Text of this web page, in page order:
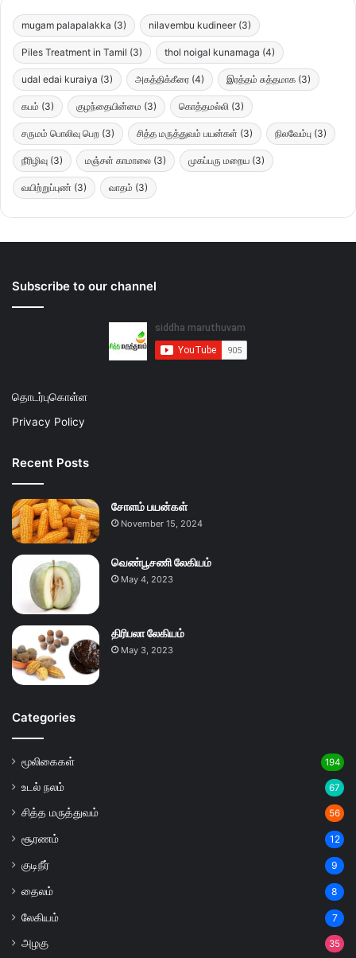
mugam palapalakka (3) nilavembu kudineer (3)
Piles Treatment in Tamil (3) thol noigal kunamaga (4)
udal edai kuraiya (3) அகத்திக்கீரை (4) இரத்தம் சுத்தமாக (3)
கபம் (3) குழந்தையின்மை (3) கொத்தமல்லி (3)
சருமம் பொலிவு பெற (3) சித்த மருத்துவம் பயன்கள் (3) நிலவேம்பு (3)
நீரிழிவு (3) மஞ்சள் காமாலை (3) முகப்பரு மறைய (3)
வயிற்றுப்புண் (3) வாதம் (3)
Subscribe to our channel
தொடர்புகொள்ள
Privacy Policy
Recent Posts
சோளம் பயன்கள்
November 15, 2024
வெண்பூசணி லேகியம்
May 4, 2023
திரிபலா லேகியம்
May 3, 2023
Categories
மூலிகைகள் 194
உடல் நலம் 67
சித்த மருத்துவம் 56
சூரணம் 12
குடிநீர் 9
தைலம் 8
லேகியம் 7
அழகு 35